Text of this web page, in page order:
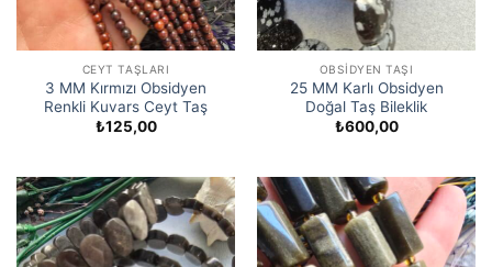
CEYT TAŞLARI
3 MM Kırmızı Obsidyen
Renkli Kuvars Ceyt Taş
₺125,00
OBSIDYEN TAŞI
25 MM Karlı Obsidyen
Doğal Taş Bileklik
₺600,00